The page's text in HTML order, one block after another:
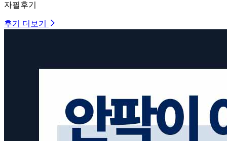
자필후기
후기 더보기